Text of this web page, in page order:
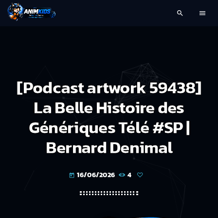
search menu
[Podcast artwork 59438]
La Belle Histoire des
Génériques Télé #SP |
Bernard Denimal
today 16/06/2026 4